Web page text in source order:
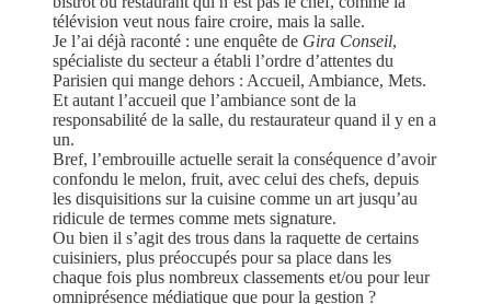
télévision veut nous faire croire, mais la salle.
Je l’ai déjà raconté : une enquête de Gira Conseil,
spécialiste du secteur a établi l’ordre d’attentes du
Parisien qui mange dehors : Accueil, Ambiance, Mets.
Et autant l’accueil que l’ambiance sont de la
responsabilité de la salle, du restaurateur quand il y en a
un.
Bref, l’embrouille actuelle serait la conséquence d’avoir
confondu le melon, fruit, avec celui des chefs, depuis
les disquisitions sur la cuisine comme un art jusqu’au
ridicule de termes comme mets signature.
Ou bien il s’agit des trous dans la raquette de certains
cuisiniers, plus préoccupés pour sa place dans les
chaque fois plus nombreux classements et/ou pour leur
omniprésence médiatique que pour la gestion ?